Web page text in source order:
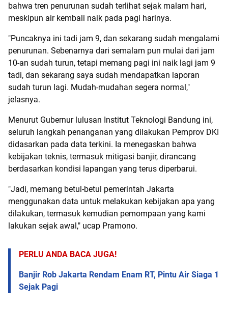
bahwa tren penurunan sudah terlihat sejak malam hari,
meskipun air kembali naik pada pagi harinya.
"Puncaknya ini tadi jam 9, dan sekarang sudah mengalami
penurunan. Sebenarnya dari semalam pun mulai dari jam
10-an sudah turun, tetapi memang pagi ini naik lagi jam 9
tadi, dan sekarang saya sudah mendapatkan laporan
sudah turun lagi. Mudah-mudahan segera normal,"
jelasnya.
Menurut Gubernur lulusan Institut Teknologi Bandung ini,
seluruh langkah penanganan yang dilakukan Pemprov DKI
didasarkan pada data terkini. Ia menegaskan bahwa
kebijakan teknis, termasuk mitigasi banjir, dirancang
berdasarkan kondisi lapangan yang terus diperbarui.
"Jadi, memang betul-betul pemerintah Jakarta
menggunakan data untuk melakukan kebijakan apa yang
dilakukan, termasuk kemudian pemompaan yang kami
lakukan sejak awal," ucap Pramono.
PERLU ANDA BACA JUGA!
Banjir Rob Jakarta Rendam Enam RT, Pintu Air Siaga 1
Sejak Pagi